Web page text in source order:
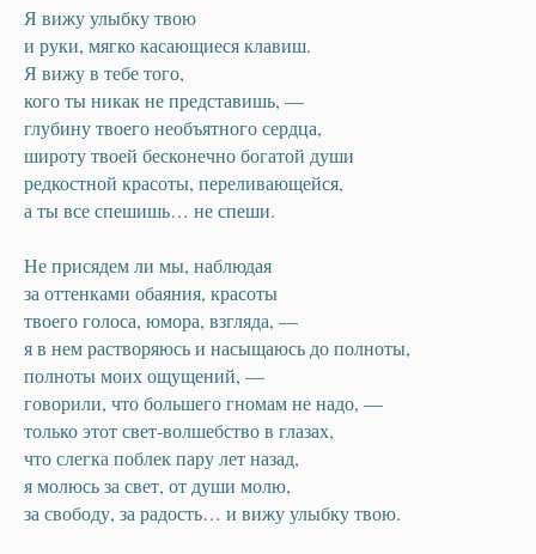
Я вижу улыбку твою
и руки, мягко касающиеся клавиш.
Я вижу в тебе того,
кого ты никак не представишь, —
глубину твоего необъятного сердца,
широту твоей бесконечно богатой души
редкостной красоты, переливающейся,
а ты все спешишь… не спеши.
Не присядем ли мы, наблюдая
за оттенками обаяния, красоты
твоего голоса, юмора, взгляда, —
я в нем растворяюсь и насыщаюсь до полноты,
полноты моих ощущений, —
говорили, что большего гномам не надо, —
только этот свет-волшебство в глазах,
что слегка поблек пару лет назад,
я молюсь за свет, от души молю,
за свободу, за радость… и вижу улыбку твою.
© All Rights Reserved.
support@ulviyyamustafina.com